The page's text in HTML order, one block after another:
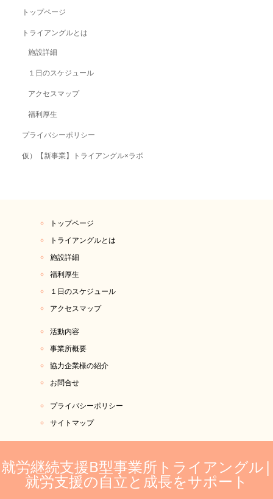
トップページ
トライアングルとは
施設詳細
１日のスケジュール
アクセスマップ
福利厚生
プライバシーポリシー
仮）【新事業】トライアングル×ラボ
トップページ
トライアングルとは
施設詳細
福利厚生
１日のスケジュール
アクセスマップ
活動内容
事業所概要
協力企業様の紹介
お問合せ
プライバシーポリシー
サイトマップ
就労継続支援B型事業所トライアングル|
就労支援の自立と成長をサポート